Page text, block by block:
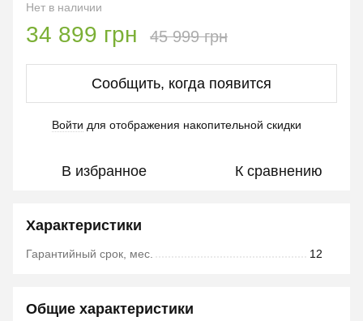
Нет в наличии
34 899 грн 45 999 грн
Сообщить, когда появится
Войти для отображения накопительной скидки
В избранное К сравнению
Характеристики
Гарантийный срок, мес. 12
Общие характеристики